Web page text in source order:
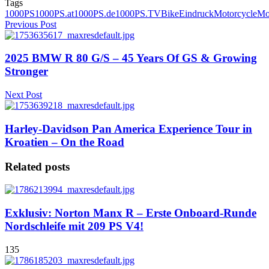
Tags
1000PS1000PS.at1000PS.de1000PS.TVBikeEindruckMotorcycle
Previous Post
2025 BMW R 80 G/S – 45 Years Of GS & Growing
Stronger
Next Post
Harley-Davidson Pan America Experience Tour in
Kroatien – On the Road
Related posts
Exklusiv: Norton Manx R – Erste Onboard-Runde
Nordschleife mit 209 PS V4!
135